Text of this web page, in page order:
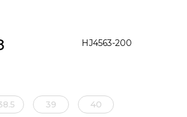
HJ4563-200
39 40